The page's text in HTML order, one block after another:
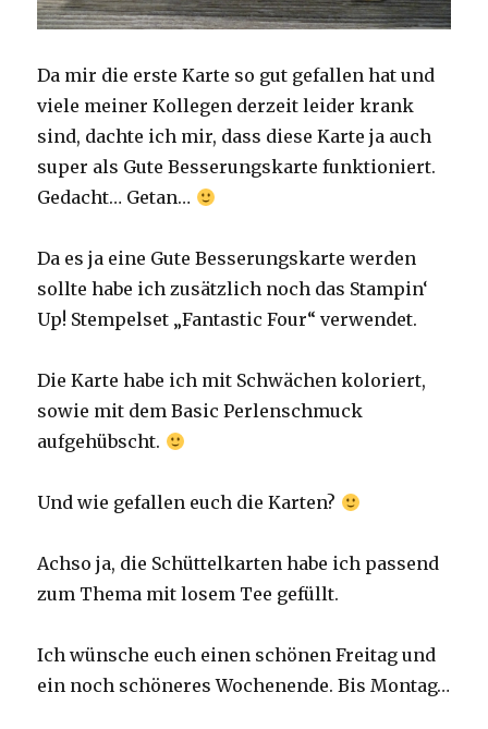
Da mir die erste Karte so gut gefallen hat und
viele meiner Kollegen derzeit leider krank
sind, dachte ich mir, dass diese Karte ja auch
super als Gute Besserungskarte funktioniert.
Gedacht… Getan…
Da es ja eine Gute Besserungskarte werden
sollte habe ich zusätzlich noch das Stampin‘
Up! Stempelset „Fantastic Four“ verwendet.
Die Karte habe ich mit Schwächen koloriert,
sowie mit dem Basic Perlenschmuck
aufgehübscht.
Und wie gefallen euch die Karten?
Achso ja, die Schüttelkarten habe ich passend
zum Thema mit losem Tee gefüllt.
Ich wünsche euch einen schönen Freitag und
ein noch schöneres Wochenende. Bis Montag…